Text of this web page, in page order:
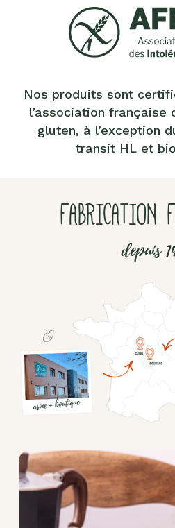
Nos produits sont
l’association française
gluten, à l’exception
transit HL et
FABRICATION
depuis